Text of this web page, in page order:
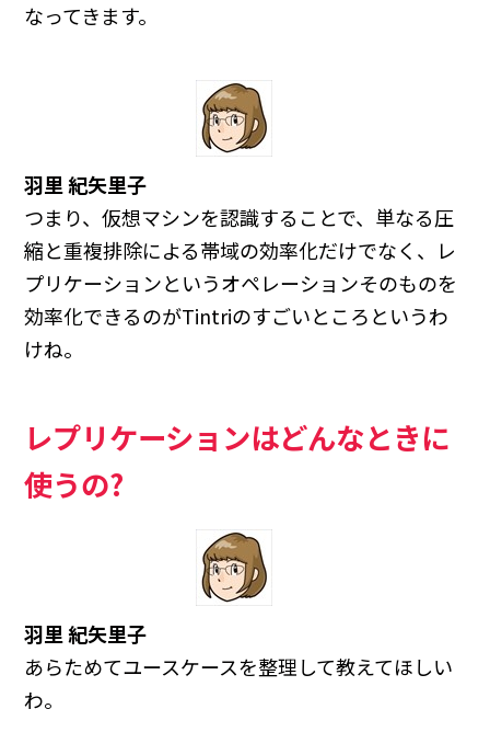
なってきます。
羽里 紀矢里子
つまり、仮想マシンを認識することで、単なる圧
縮と重複排除による帯域の効率化だけでなく、レ
プリケーションというオペレーションそのものを
効率化できるのがTintriのすごいところというわ
けね。
レプリケーションはどんなときに
使うの?
羽里 紀矢里子
あらためてユースケースを整理して教えてほしい
わ。